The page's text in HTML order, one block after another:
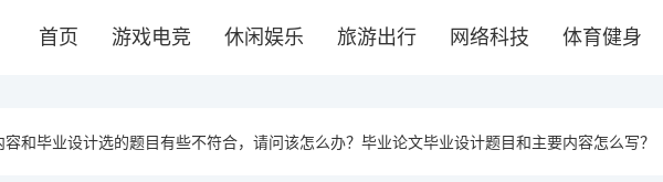
首页 游戏电竞 休闲娱乐 旅游出行 网络科技 体育健身
和毕业设计选的题目有些不符合，请问该怎么办？毕业论文毕业设计题目和主要内容怎么写？